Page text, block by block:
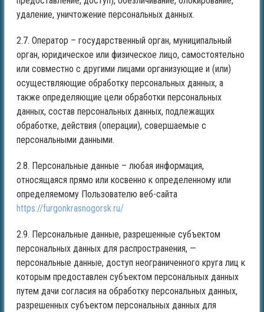
удаление, уничтожение персональных данных.
2.7. Оператор – государственный орган, муниципальный
орган, юридическое или физическое лицо, самостоятельно
или совместно с другими лицами организующие и (или)
осуществляющие обработку персональных данных, а
также определяющие цели обработки персональных
данных, состав персональных данных, подлежащих
обработке, действия (операции), совершаемые с
персональными данными.
2.8. Персональные данные – любая информация,
относящаяся прямо или косвенно к определенному или
определяемому Пользователю веб-сайта
https://furgonkrasnogorsk.ru/
2.9. Персональные данные, разрешенные субъектом
персональных данных для распространения, —
персональные данные, доступ неограниченного круга лиц к
которым предоставлен субъектом персональных данных
путем дачи согласия на обработку персональных данных,
разрешенных субъектом персональных данных для